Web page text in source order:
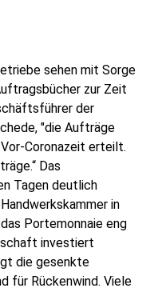
sehen mit Sorge
zur Zeit
der
"die Aufträge
Coronazeit erteilt.
Das
Tagen deutlich
in
Portemonnaie eng
investiert
die gesenkte
für Rückenwind. Viele